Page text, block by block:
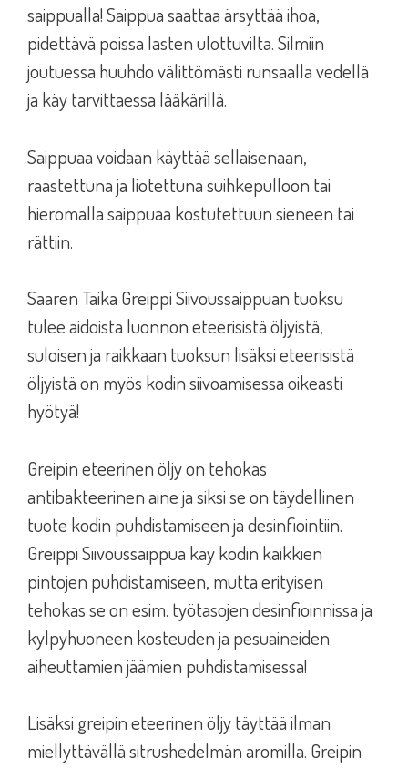
saippualla! Saippua saattaa ärsyttää ihoa,
pidettävä poissa lasten ulottuvilta. Silmiin
joutuessa huuhdo välittömästi runsaalla vedellä
ja käy tarvittaessa lääkärillä.
Saippuaa voidaan käyttää sellaisenaan,
raastettuna ja liotettuna suihkepulloon tai
hieromalla saippuaa kostutettuun sieneen tai
rättiin.
Saaren Taika Greippi Siivoussaippuan tuoksu
tulee aidoista luonnon eteerisistä öljyistä,
suloisen ja raikkaan tuoksun lisäksi eteerisistä
öljyistä on myös kodin siivoamisessa oikeasti
hyötyä!
Greipin eteerinen öljy on tehokas
antibakteerinen aine ja siksi se on täydellinen
tuote kodin puhdistamiseen ja desinfiointiin.
Greippi Siivoussaippua käy kodin kaikkien
pintojen puhdistamiseen, mutta erityisen
tehokas se on esim. työtasojen desinfioinnissa ja
kylpyhuoneen kosteuden ja pesuaineiden
aiheuttamien jäämien puhdistamisessa!
Lisäksi greipin eteerinen öljy täyttää ilman
miellyttävällä sitrushedelmän aromilla. Greipin